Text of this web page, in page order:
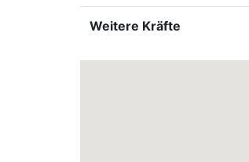
Weitere Kräfte